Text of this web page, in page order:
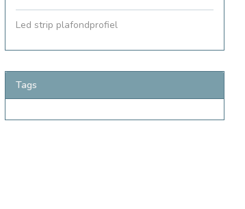
Led strip plafondprofiel
Tags